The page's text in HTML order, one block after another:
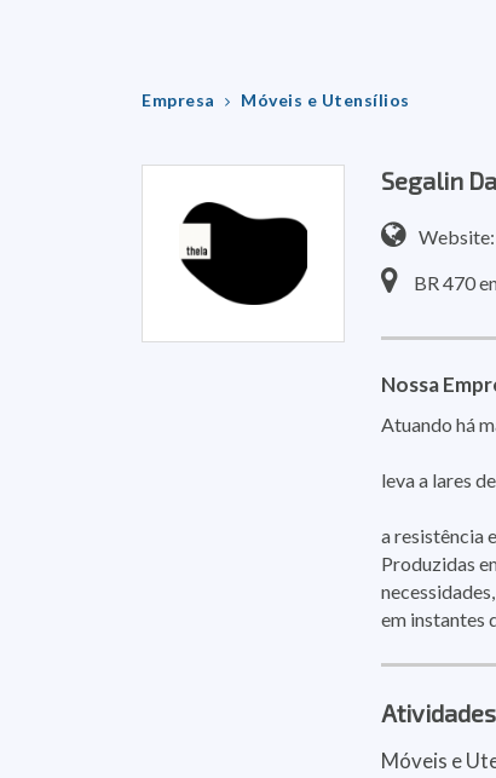
Empresa Móveis e Utensílios
Segalin
BR 470
Nossa
Atuando há
leva a lares
a resistência
Produzidas
em instantes
Móveis e